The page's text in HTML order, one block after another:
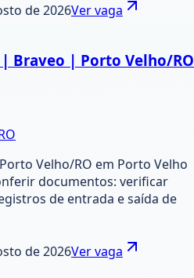
de 2026Ver vaga
Braveo | Porto Velho/RO
Velho/RO em Porto Velho
documentos: verificar
de entrada e saída de
de 2026Ver vaga